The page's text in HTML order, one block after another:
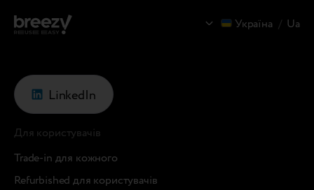
Україна / Ua
LinkedIn
Для користувачів
Trade-in для кожного
Refurbished для користувачів